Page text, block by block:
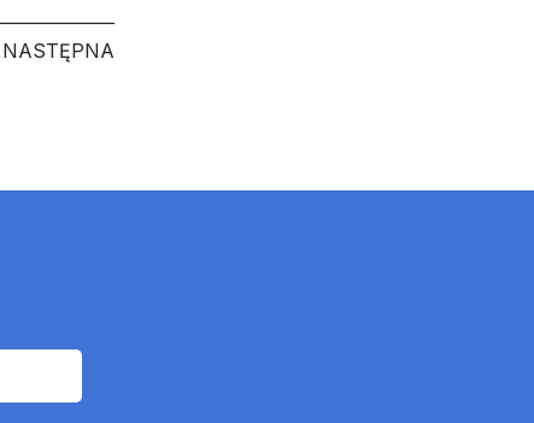
NASTĘPNA
NASTĘPNA